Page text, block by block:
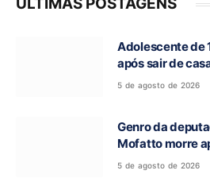
ÚLTIMAS POSTAGENS
Adolescente de
após sair de
Campos Belos-
5 de agosto de 2026
Genro da
Mofatto morre
na BR-153
5 de agosto de 2026